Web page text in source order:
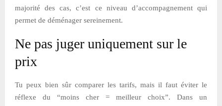
majorité des cas, c’est ce niveau d’accompagnement qui
permet de déménager sereinement.
Ne pas juger uniquement sur le
prix
Tu peux bien sûr comparer les tarifs, mais il faut éviter le
réflexe du “moins cher = meilleur choix”. Dans un